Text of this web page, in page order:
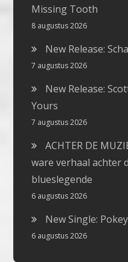
Missing Tooth
8 augustus 2026
New Release:
7 augustus 2026
New Release:
Yours
7 augustus 2026
ACHTER DE
ware verhaal achter
blueslegende
6 augustus 2026
New Single:
6 augustus 2026